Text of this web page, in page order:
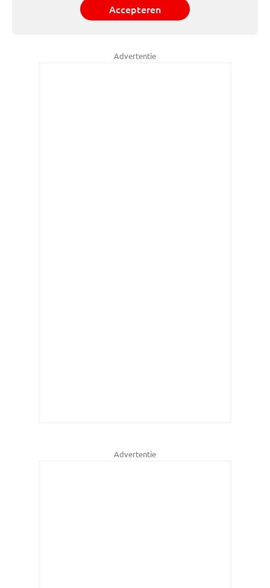
Accepteren
Advertentie
Advertentie